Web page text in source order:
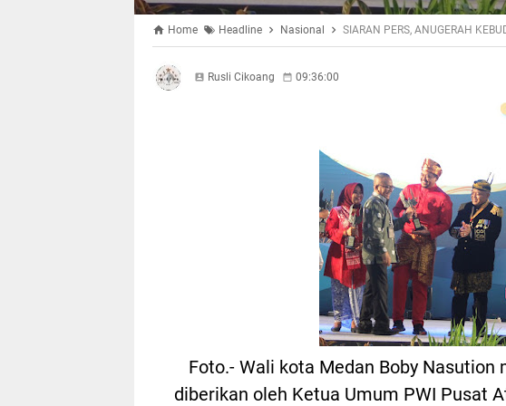
Home Headline Nasional SIARAN PERS, ANUGERAH
Rusli Cikoang 09:36:00
Foto.- Wali kota Medan Boby Nasution
diberikan oleh Ketua Umum PWI Pusat